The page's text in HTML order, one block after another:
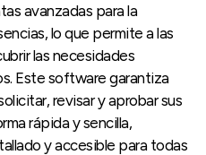
avanzadas para la
lo que permite a las
las necesidades
Este software garantiza
revisar y aprobar sus
rápida y sencilla,
y accesible para todas